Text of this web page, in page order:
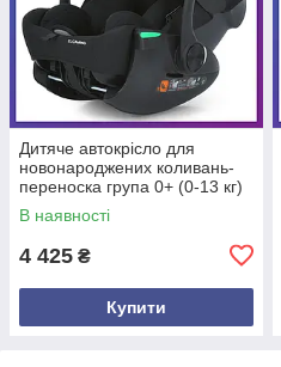
Дитяче автокрісло для
новонароджених коливань-
переноска група 0+ (0-13 кг)
El Camino i-FLOW ME 1198
Black Чорний
В наявності
4 425 ₴
Купити